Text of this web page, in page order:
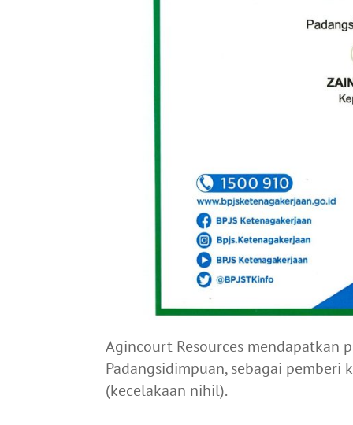
Agincourt Resources mendapatkan
Padangsidimpuan, sebagai
(kecelakaan nihil).